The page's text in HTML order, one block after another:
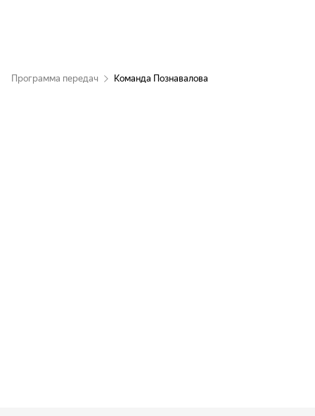
Программа передач Команда Познавалова